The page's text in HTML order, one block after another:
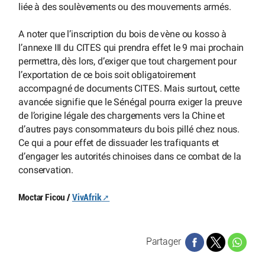
liée à des soulèvements ou des mouvements armés.
A noter que l’inscription du bois de vène ou kosso à
l’annexe III du CITES qui prendra effet le 9 mai prochain
permettra, dès lors, d’exiger que tout chargement pour
l’exportation de ce bois soit obligatoirement
accompagné de documents CITES. Mais surtout, cette
avancée signifie que le Sénégal pourra exiger la preuve
de l’origine légale des chargements vers la Chine et
d’autres pays consommateurs du bois pillé chez nous.
Ce qui a pour effet de dissuader les trafiquants et
d’engager les autorités chinoises dans ce combat de la
conservation.
Moctar Ficou /VivAfrik
Partager